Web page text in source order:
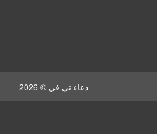
دعاء تي في © 2026